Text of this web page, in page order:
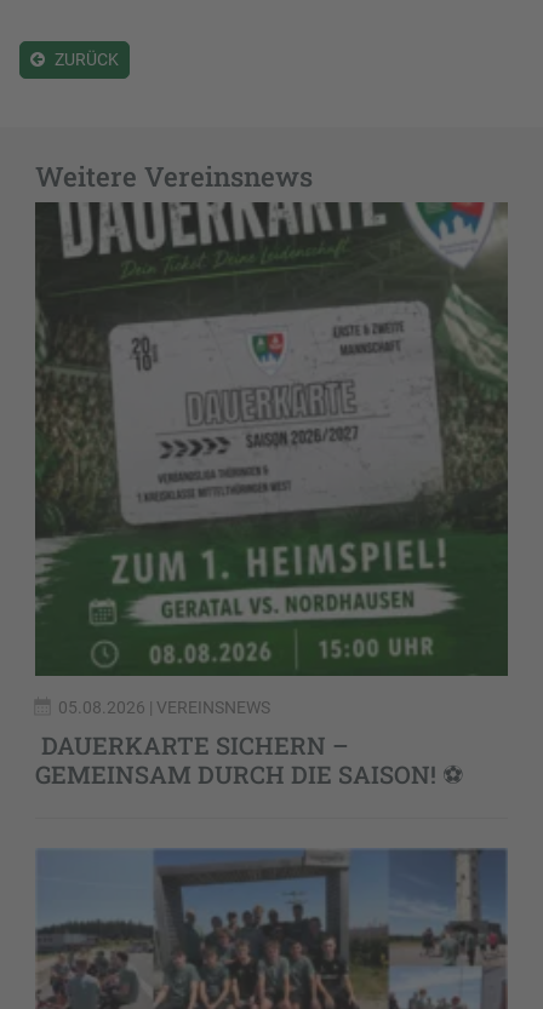
ZURÜCK
Weitere Vereinsnews
05.08.2026 | VEREINSNEWS
DAUERKARTE SICHERN –
GEMEINSAM DURCH DIE SAISON! ⚽️